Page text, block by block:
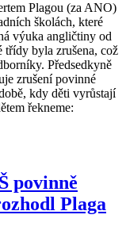
Plagou (za ANO)
školách, které
výuka angličtiny od
třídy byla zrušena, což
Předsedkyně
zrušení povinné
kdy děti vyrůstají
řekneme:
povinně
Plaga